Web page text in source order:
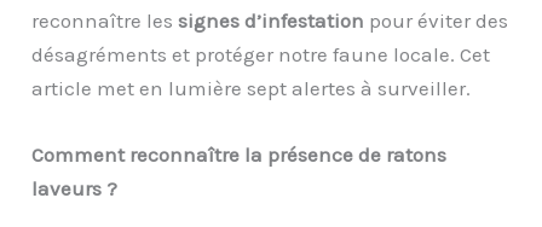
reconnaître lessignes d’infestation pour éviter des
désagréments et protéger notre faune locale. Cet
article met en lumière sept alertes à surveiller.
Comment reconnaître la présence de ratons
laveurs ?